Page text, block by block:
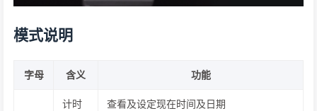
模式说明
字母 含义 功能
计时 查看及设定现在时间及日期